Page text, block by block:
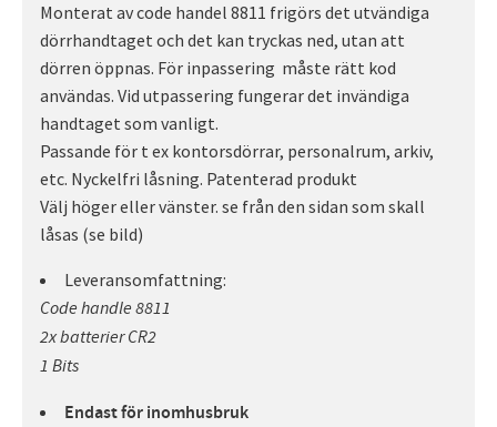
Monterat av code handel 8811 frigörs det utvändiga
dörrhandtaget och det kan tryckas ned, utan att
dörren öppnas. För inpassering måste rätt kod
användas. Vid utpassering fungerar det invändiga
handtaget som vanligt.
Passande för t ex kontorsdörrar, personalrum, arkiv,
etc. Nyckelfri låsning. Patenterad produkt
Välj höger eller vänster. se från den sidan som skall
låsas (se bild)
Leveransomfattning:
Code handle 8811
2x batterier CR2
1 Bits
Endast för inomhusbruk